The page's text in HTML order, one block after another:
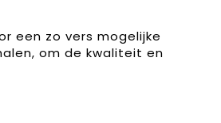
een zo vers mogelijke
om de kwaliteit en